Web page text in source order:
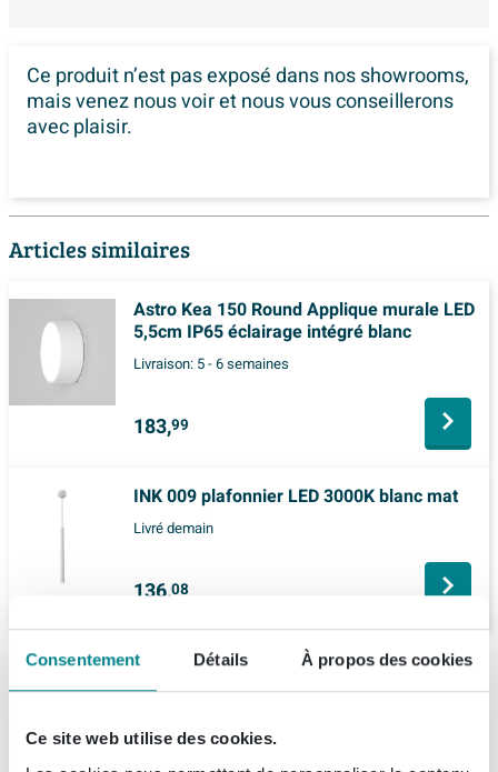
Consentement Détails À propos des cookies
Ce site web utilise des cookies.
Ce produit n’est pas exposé dansnos showrooms,
mais venez nous voir et nous vous conseillerons
avec plaisir.
Articles similaires
Astro Kea 150 Round Applique murale LED
5,5cm IP65 éclairage intégré blanc
Livraison: 5 - 6 semaines
183,99
INK 009 plafonnier LED 3000K blanc mat
Livré demain
136,08
Description
Astro Kap Cone 240 abat-jour pour applique
murale Riva verre blanc mat sans tissu
Spécifications